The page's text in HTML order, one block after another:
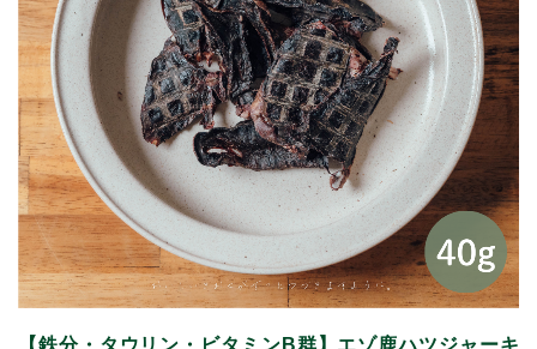
【鉄分・タウリン・ビタミンB群】エゾ鹿ハツジャーキ